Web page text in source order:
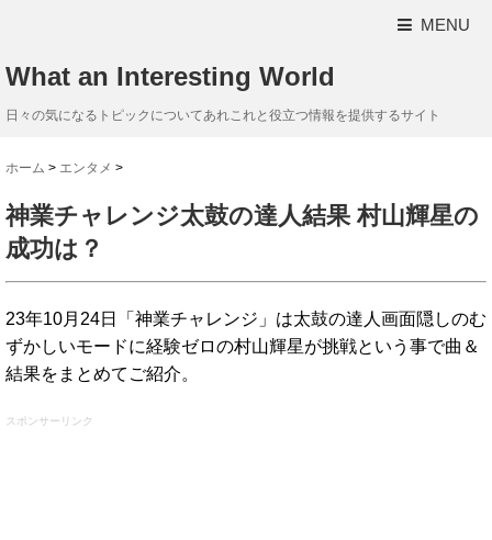
MENU
What an Interesting World
日々の気になるトピックについてあれこれと役立つ情報を提供するサイト
ホーム > エンタメ >
神業チャレンジ太鼓の達人結果 村山輝星の
成功は？
23年10月24日「神業チャレンジ」は太鼓の達人画面隠しのむ
ずかしいモードに経験ゼロの村山輝星が挑戦という事で曲＆
結果をまとめてご紹介。
スポンサーリンク